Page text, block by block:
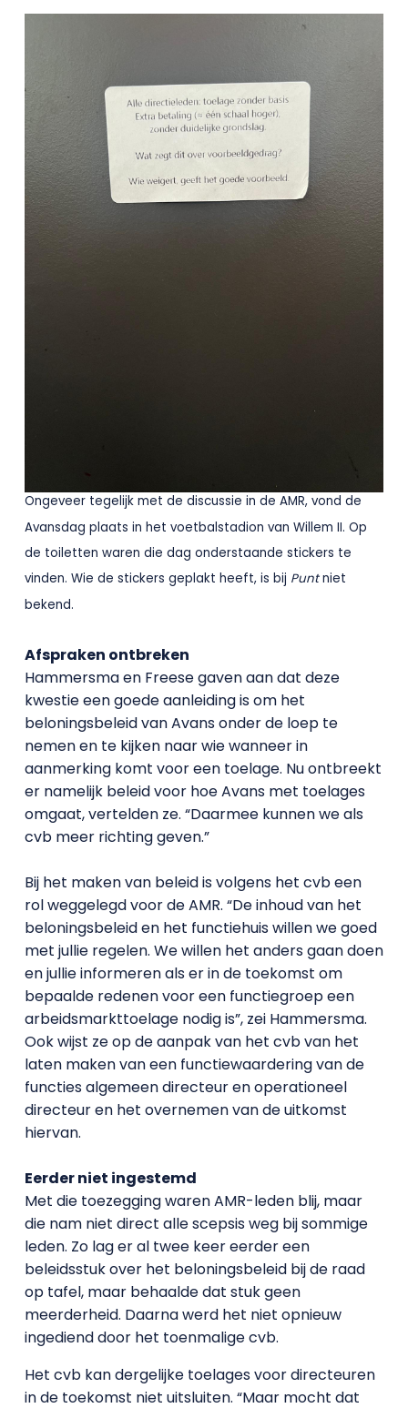
Ongeveer tegelijk met de discussie in de AMR, vond de
Avansdag plaats in het voetbalstadion van Willem II. Op
de toiletten waren die dag onderstaande stickers te
vinden. Wie de stickers geplakt heeft, is bij Puntniet
bekend.
Afspraken ontbreken
Hammersma en Freese gaven aan dat deze
kwestie een goede aanleiding is om het
beloningsbeleid van Avans onder de loep te
nemen en te kijken naar wie wanneer in
aanmerking komt voor een toelage. Nu ontbreekt
er namelijk beleid voor hoe Avans met toelages
omgaat, vertelden ze. “Daarmee kunnen we als
cvb meer richting geven.”
Bij het maken van beleid is volgens het cvb een
rol weggelegd voor de AMR. “De inhoud van het
beloningsbeleid en het functiehuis willen we goed
met jullie regelen. We willen het anders gaan doen
en jullie informeren als er in de toekomst om
bepaalde redenen voor een functiegroep een
arbeidsmarkttoelage nodig is”, zei Hammersma.
Ook wijst ze op de aanpak van het cvb van het
laten maken van een functiewaardering van de
functies algemeen directeur en operationeel
directeur en het overnemen van de uitkomst
hiervan.
Eerder niet ingestemd
Met die toezegging waren AMR-leden blij, maar
die nam niet direct alle scepsis weg bij sommige
leden. Zo lag er al twee keer eerder een
beleidsstuk over het beloningsbeleid bij de raad
op tafel, maar behaalde dat stuk geen
meerderheid. Daarna werd het niet opnieuw
ingediend door het toenmalige cvb.
Het cvb kan dergelijke toelages voor directeuren
in de toekomst niet uitsluiten. “Maar mocht dat